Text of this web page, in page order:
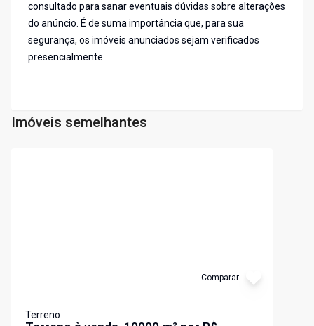
consultado para sanar eventuais dúvidas sobre alterações
do anúncio. É de suma importância que, para sua
segurança, os imóveis anunciados sejam verificados
presencialmente
Imóveis semelhantes
Comparar
Terreno